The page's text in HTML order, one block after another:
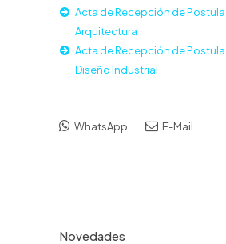
Acta de Recepción de
Arquitectura
Acta de Recepción de
Diseño Industrial
WhatsApp E-Mail
Novedades